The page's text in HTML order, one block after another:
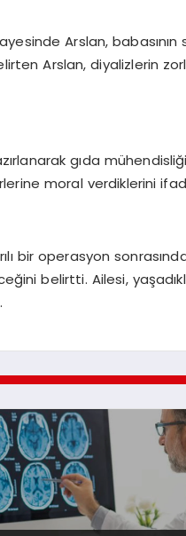
Arslan,
Arslan, diyalizlerin
gıda
moral verdiklerini
bir operasyon
belirtti. Ailesi,